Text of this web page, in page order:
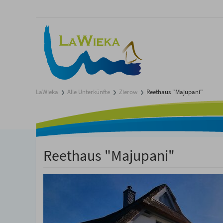
LaWieka Alle Unterkünfte Zierow Reethaus "Majupani"
Reethaus "Majupani"